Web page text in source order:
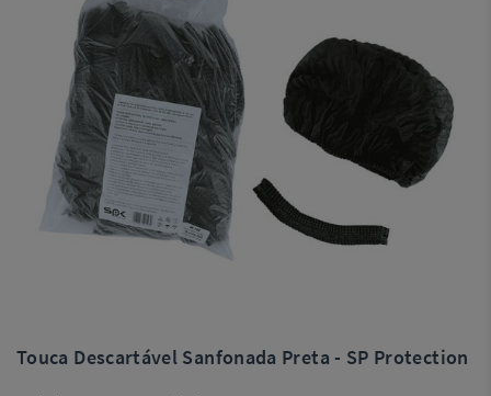
Cremer
Simples
Dental
Software
Odontológico
Touca Descartável Sanfonada Preta - SP Protection